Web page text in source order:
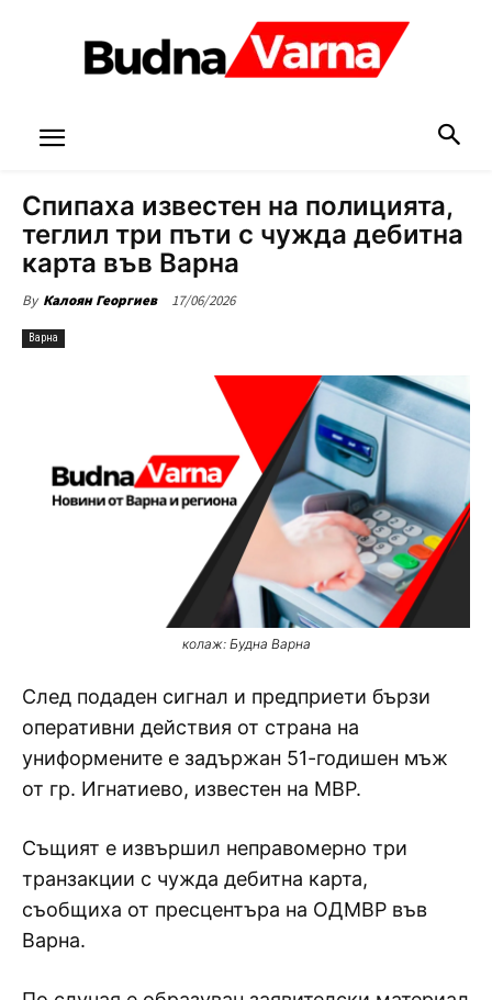
Спипаха известен на полицията,
теглил три пъти с чужда дебитна
карта във Варна
By Калоян Георгиев 17/06/2026
Варна
колаж: Будна Варна
След подаден сигнал и предприети бързи
оперативни действия от страна на
униформените е задържан 51-годишен мъж
от гр. Игнатиево, известен на МВР.
Същият е извършил неправомерно три
транзакции с чужда дебитна карта,
съобщиха от пресцентъра на ОДМВР във
Варна.